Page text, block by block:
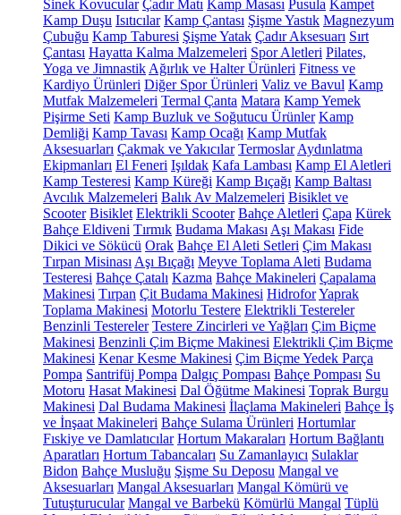
Sinek Kovucular Çadır Matı Kamp Masası Pusula Kampet
Kamp Duşu Isıtıcılar Kamp Çantası Şişme Yastık Magnezyum
Çubuğu Kamp Taburesi Şişme Yatak Çadır Aksesuarı Sırt
Çantası Hayatta Kalma Malzemeleri Spor Aletleri Pilates,
Yoga ve Jimnastik Ağırlık ve Halter Ürünleri Fitness ve
Kardiyo Ürünleri Diğer Spor Ürünleri Valiz ve Bavul Kamp
Mutfak Malzemeleri Termal Çanta Matara Kamp Yemek
Pişirme Seti Kamp Buzluk ve Soğutucu Ürünler Kamp
Demliği Kamp Tavası Kamp Ocağı Kamp Mutfak
Aksesuarları Çakmak ve Yakıcılar Termoslar Aydınlatma
Ekipmanları El Feneri Işıldak Kafa Lambası Kamp El Aletleri
Kamp Testeresi Kamp Küreği Kamp Bıçağı Kamp Baltası
Avcılık Malzemeleri Balık Av Malzemeleri Bisiklet ve
Scooter Bisiklet Elektrikli Scooter Bahçe Aletleri Çapa Kürek
Bahçe Eldiveni Tırmık Budama Makası Aşı Makası Fide
Dikici ve Sökücü Orak Bahçe El Aleti Setleri Çim Makası
Tırpan Misinası Aşı Bıçağı Meyve Toplama Aleti Budama
Testeresi Bahçe Çatalı Kazma Bahçe Makineleri Çapalama
Makinesi Tırpan Çit Budama Makinesi HidroforYaprak
Toplama Makinesi Motorlu Testere Elektrikli Testereler
Benzinli Testereler Testere Zincirleri ve Yağları Çim Biçme
Makinesi Benzinli Çim Biçme Makinesi Elektrikli Çim Biçme
Makinesi Kenar Kesme Makinesi Çim Biçme Yedek Parça
Pompa Santrifüj Pompa Dalgıç Pompası Bahçe Pompası Su
Motoru Hasat Makinesi Dal Öğütme Makinesi Toprak Burgu
Makinesi Dal Budama Makinesi İlaçlama Makineleri Bahçe İş
ve İnşaat Makineleri Bahçe Sulama Ürünleri Hortumlar
Fıskiye ve Damlatıcılar Hortum Makaraları Hortum Bağlantı
Aparatları Hortum Tabancaları Su Zamanlayıcı Sulaklar
Bidon Bahçe Musluğu Şişme Su Deposu Mangal ve
Aksesuarları Mangal Aksesuarları Mangal Kömürü ve
Tutuşturucular Mangal ve Barbekü Kömürlü Mangal Tüplü